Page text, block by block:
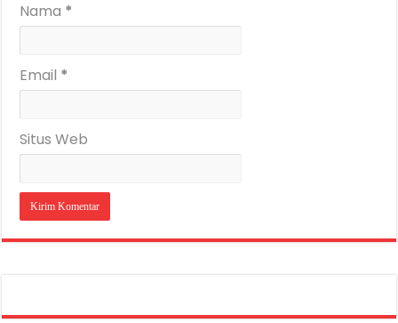
Nama *
Email *
Situs Web